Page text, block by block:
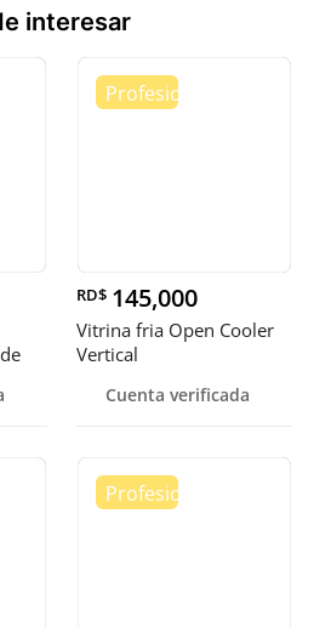
interesar
RD$ 145,000
Vitrina fria Open Cooler
Vertical
Cuenta verificada